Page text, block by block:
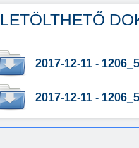
LETÖLTHETŐ
2017-12-11 -
2017-12-11 -